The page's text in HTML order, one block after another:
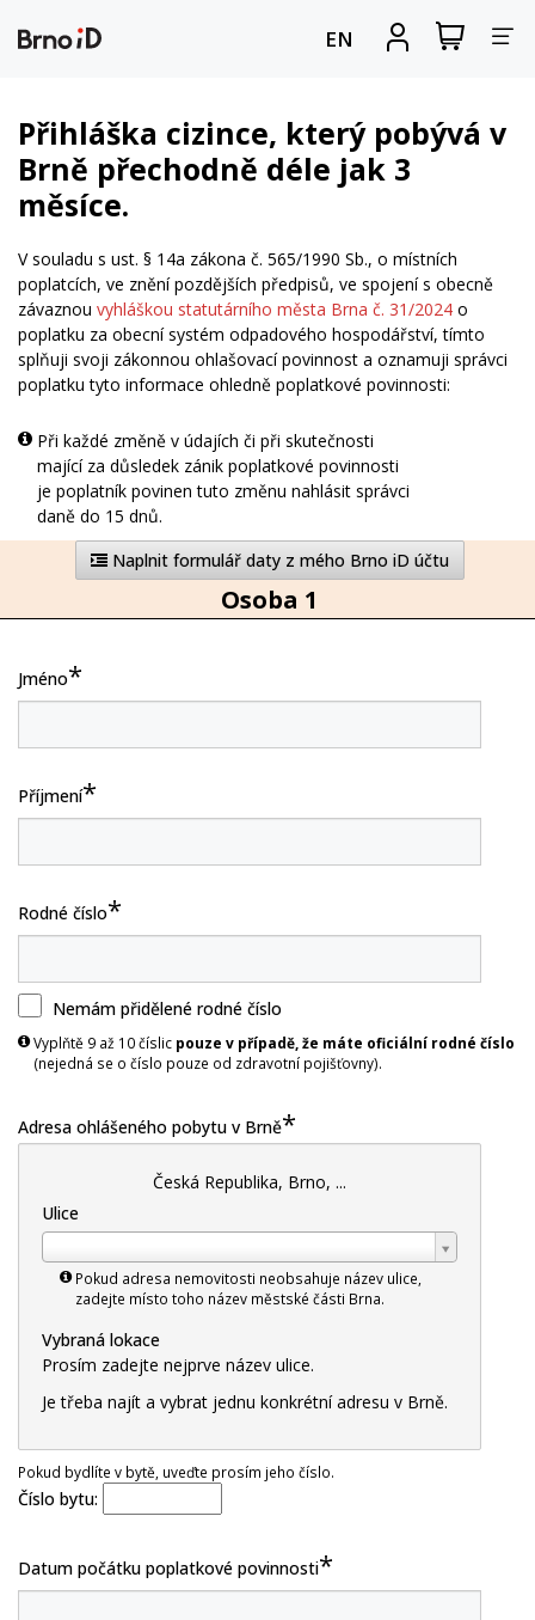
EN
Zobrazit
nákupní
Přihláška cizince, který pobývá v
Brně přechodně déle jak 3
měsíce.
V souladu s ust. § 14a zákona č. 565/1990 Sb., o místních
poplatcích, ve znění pozdějších předpisů, ve spojení s obecně
závaznou vyhláškou statutárního města Brna č. 31/2024 o
poplatku za obecní systém odpadového hospodářství, tímto
splňuji svoji zákonnou ohlašovací povinnost a oznamuji správci
poplatku tyto informace ohledně poplatkové povinnosti:
Při každé změně v údajích či při skutečnosti
mající za důsledek zánik poplatkové povinnosti
je poplatník povinen tuto změnu nahlásit správci
daně do 15 dnů.
Osoba 1
Naplnit formulář daty z mého Brno iD účtu
Jméno*
Příjmení*
Rodné číslo*
Nemám přidělené rodné číslo
Vyplňtě 9 až 10 číslic pouze v případě, že máte oficiální rodné číslo
(nejedná se o číslo pouze od zdravotní pojišťovny).
Adresa ohlášeného pobytu v Brně*
Česká Republika, Brno, ...
Ulice
Pokud adresa nemovitosti neobsahuje název ulice,
zadejte místo toho název městské části Brna.
Vybraná lokace
Prosím zadejte nejprve název ulice.
Je třeba najít a vybrat jednu konkrétní adresu v Brně.
Pokud bydlíte v bytě, uveďte prosím jeho číslo.
Číslo bytu:
Datum počátku poplatkové povinnosti*